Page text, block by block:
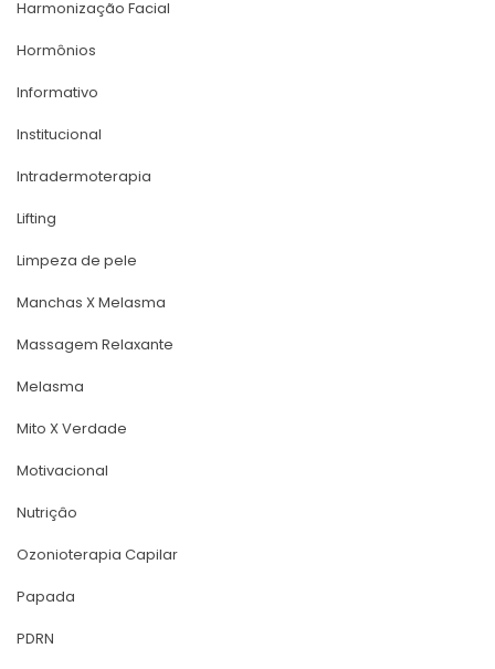
Harmonização Facial
Hormônio
Informativo
Institucional
Intradermoterapia
Lifting
Limpeza de pele
Manchas X Melasma
Massagem Relaxante
Melasma
Mito X Verdade
Motivacional
Nutriçâo
Ozonioterapia Capilar
Papada
PDRN